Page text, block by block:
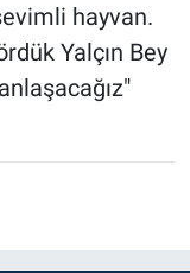
hayvan.
Yalçın Bey